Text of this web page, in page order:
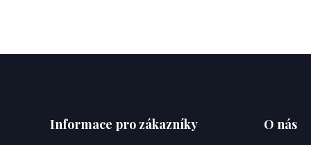
Informace pro zákazníky O nás